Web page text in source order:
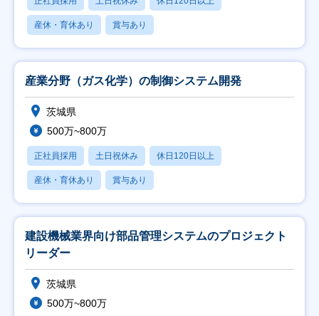
産休・育休あり 賞与あり
産業分野（ガス化学）の制御システム開発
茨城県
500万~800万
正社員採用 土日祝休み 休日120日以上
産休・育休あり 賞与あり
建設機械業界向け部品管理システムのプロジェクト
リーダー
茨城県
500万~800万